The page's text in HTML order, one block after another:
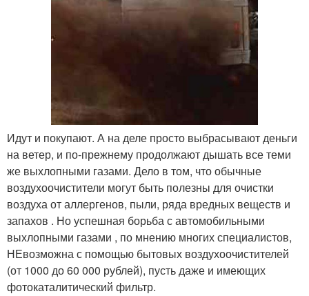
Идут и покупают. А на деле просто выбрасывают деньги
на ветер, и по-прежнему продолжают дышать все теми
же выхлопными газами. Дело в том, что обычные
воздухоочистители могут быть полезны для очистки
воздуха от аллергенов, пыли, ряда вредных веществ и
запахов . Но успешная борьба с автомобильными
выхлопными газами , по мнению многих специалистов,
НЕвозможна с помощью бытовых воздухоочистителей
(от 1000 до 60 000 рублей), пусть даже и имеющих
фотокаталитический фильтр.